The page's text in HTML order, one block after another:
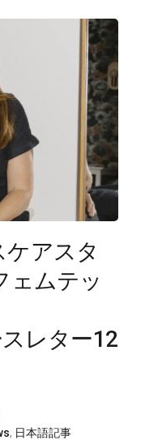
アスタ
ェムテッ
スレター12
, 日本語記事